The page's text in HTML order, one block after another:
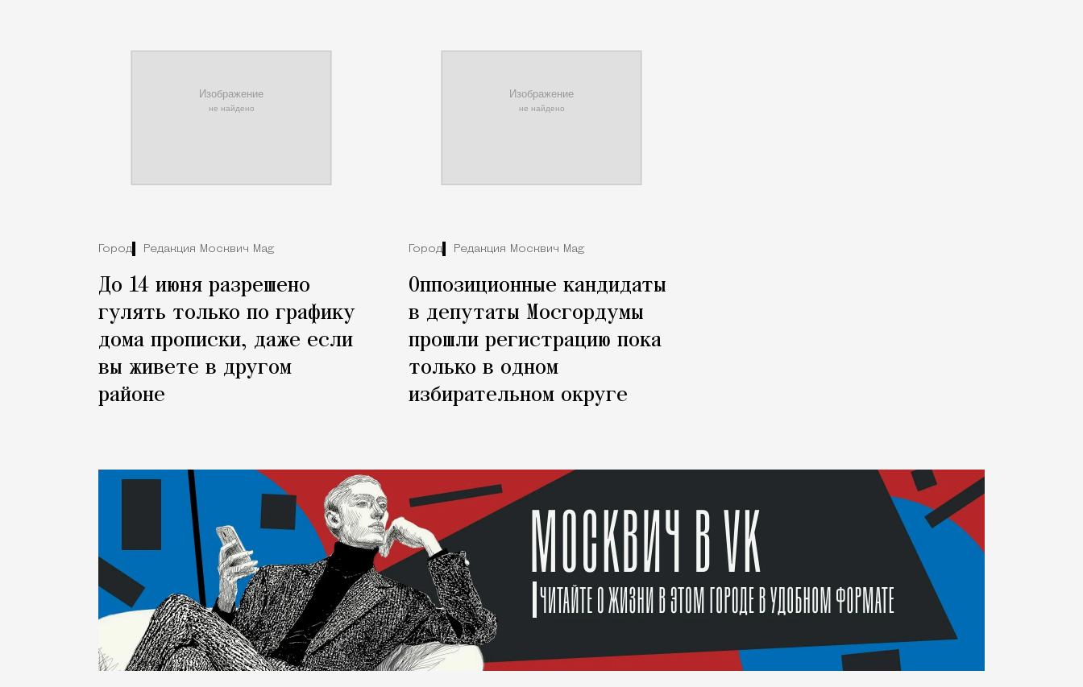
Город Редакция Москвич Mag
До 14 июня разрешено
гулять только по графику
дома прописки, даже если
вы живете в другом
районе
Город Редакция Москвич Mag
Оппозиционные кандидаты
в депутаты Мосгордумы
прошли регистрацию пока
только в одном
избирательном округе